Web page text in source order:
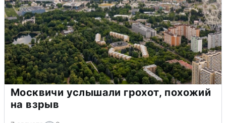
Москвичи услышали грохот, похожий
на взрыв